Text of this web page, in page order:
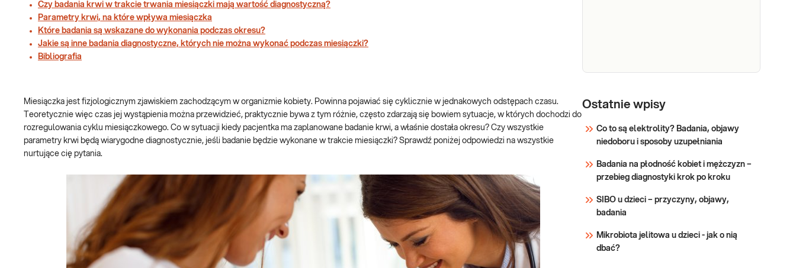
Czy badania krwi w trakcie trwania miesiączki mają wartość diagnostyczną?
Parametry krwi, na które wpływa miesiączka
Które badania są wskazane do wykonania podczas okresu?
Jakie są inne badania diagnostyczne, których nie można wykonać podczas miesiączki?
Bibliografia
Miesiączka jest fizjologicznym zjawiskiem zachodzącym w organizmie kobiety. Powinna pojawiać się cyklicznie w jednakowych odstępach czasu.
Teoretycznie więc czas jej wystąpienia można przewidzieć, praktycznie bywa z tym różnie, często zdarzają się bowiem sytuacje, w których dochodzi do
rozregulowania cyklu miesiączkowego. Co w sytuacji kiedy pacjentka ma zaplanowane badanie krwi, a właśnie dostała okresu? Czy wszystkie
parametry krwi będą wiarygodne diagnostycznie, jeśli badanie będzie wykonane w trakcie miesiączki? Sprawdź poniżej odpowiedzi na wszystkie
nurtujące cię pytania.
krwi
Podstawowe badanie krwi
krwinek: czerwonych, białych
(w 5 frakcjach) oraz płytek
infekcji, stanów zapalnych,
niedokrwistości i innych
diagnosty
Sprawdź
Ostatnie wpisy
Co to są elektrolity? Badania, objawy
niedoboru i sposoby uzupełniania
Badania na płodność kobiet i mężczyzn –
przebieg diagnostyki krok po kroku
SIBO u dzieci – przyczyny, objawy,
badania
Mikrobiota jelitowa u dzieci - jak o nią
dbać?